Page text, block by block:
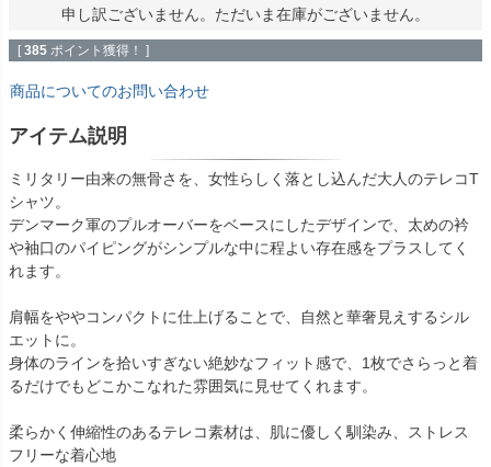
申し訳ございません。ただいま在庫がございません。
[ 385 ポイント獲得！ ]
商品についてのお問い合わせ
アイテム説明
ミリタリー由来の無骨さを、女性らしく落とし込んだ大人のテレコT
シャツ。
デンマーク軍のプルオーバーをベースにしたデザインで、太めの衿
や袖口のパイピングがシンプルな中に程よい存在感をプラスしてく
れます。
肩幅をややコンパクトに仕上げることで、自然と華奢見えするシル
エットに。
身体のラインを拾いすぎない絶妙なフィット感で、1枚でさらっと着
るだけでもどこかこなれた雰囲気に見せてくれます。
柔らかく伸縮性のあるテレコ素材は、肌に優しく馴染み、ストレス
フリーな着心地